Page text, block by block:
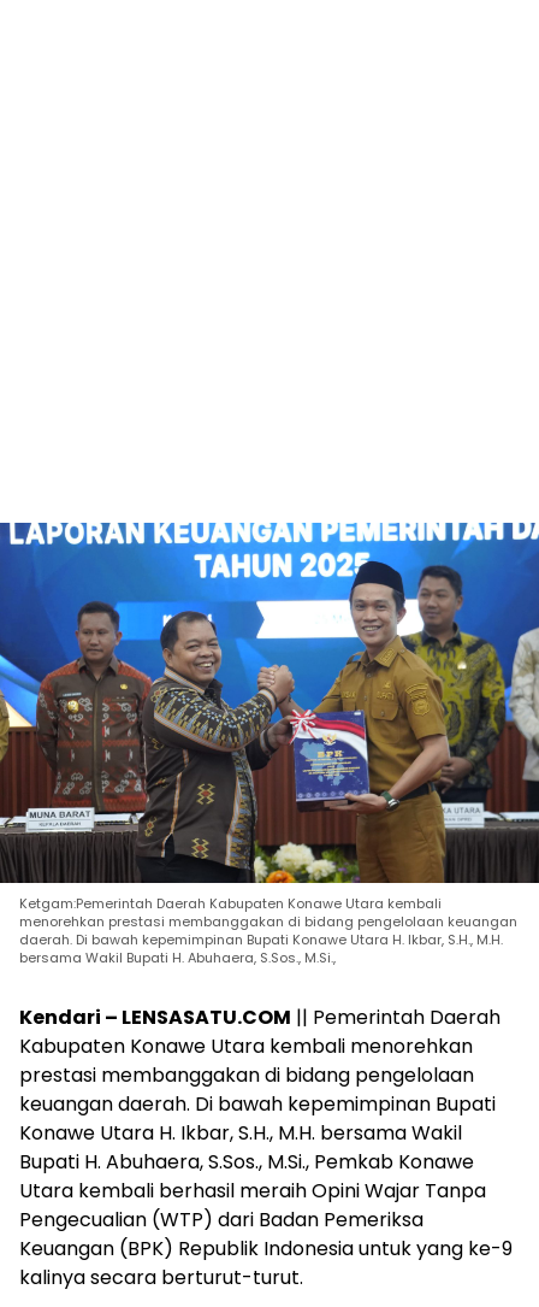
Ketgam:Pemerintah Daerah Kabupaten Konawe Utara kembali
menorehkan prestasi membanggakan di bidang pengelolaan keuangan
daerah. Di bawah kepemimpinan Bupati Konawe Utara H. Ikbar, S.H., M.H.
bersama Wakil Bupati H. Abuhaera, S.Sos., M.Si.,
Kendari – LENSASATU.COM || Pemerintah Daerah
Kabupaten Konawe Utara kembali menorehkan
prestasi membanggakan di bidang pengelolaan
keuangan daerah. Di bawah kepemimpinan Bupati
Konawe Utara H. Ikbar, S.H., M.H. bersama Wakil
Bupati H. Abuhaera, S.Sos., M.Si., Pemkab Konawe
Utara kembali berhasil meraih Opini Wajar Tanpa
Pengecualian (WTP) dari Badan Pemeriksa
Keuangan (BPK) Republik Indonesia untuk yang ke-9
kalinya secara berturut-turut.